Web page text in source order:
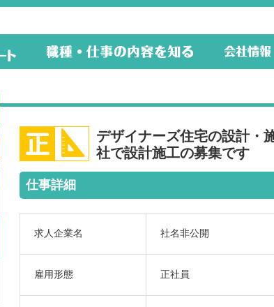
デザイナーズ住宅の設計・
社で設計施工の募集です
仕事詳細
求人企業名 社名非公開
雇用形態 正社員